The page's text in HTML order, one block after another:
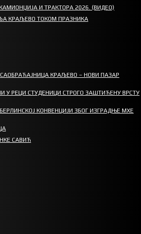
И ТРАКТОРА 2026. (ВИДЕО)
КРАЉЕВО ТОКОМ ПРАЗНИКА
КРАЉЕВО – НОВИ ПАЗАР
У РЕЦИ СТУДЕНИЦИ СТРОГО ЗАШТИЋЕНУ ВРСТУ
КОНВЕНЦИЈИ ЗБОГ ИЗГРАДЊЕ МХЕ
САВИЋ